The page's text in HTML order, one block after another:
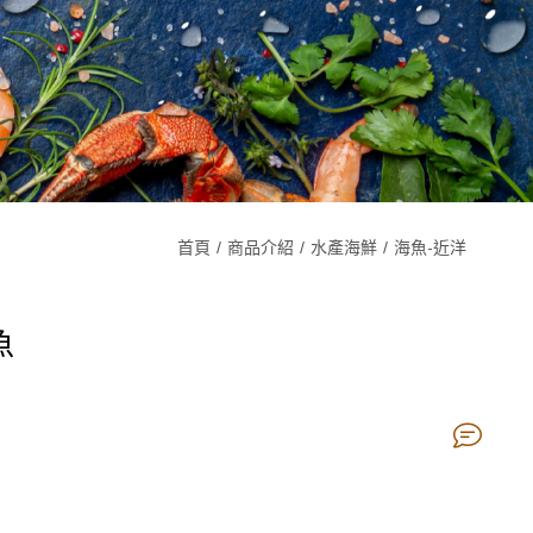
首頁 商品介紹 水產海鮮 海魚-近洋